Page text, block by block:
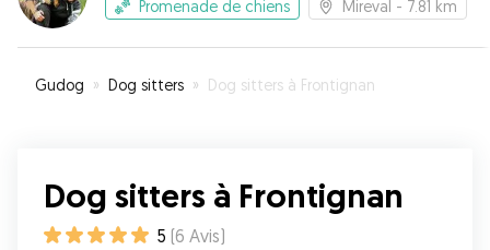
Promenade de chiens Mireval - 7.81 km
Gudog » Dog sitters » Dog sitters à Frontignan
Dog sitters à Frontignan
5 (6 Avis)